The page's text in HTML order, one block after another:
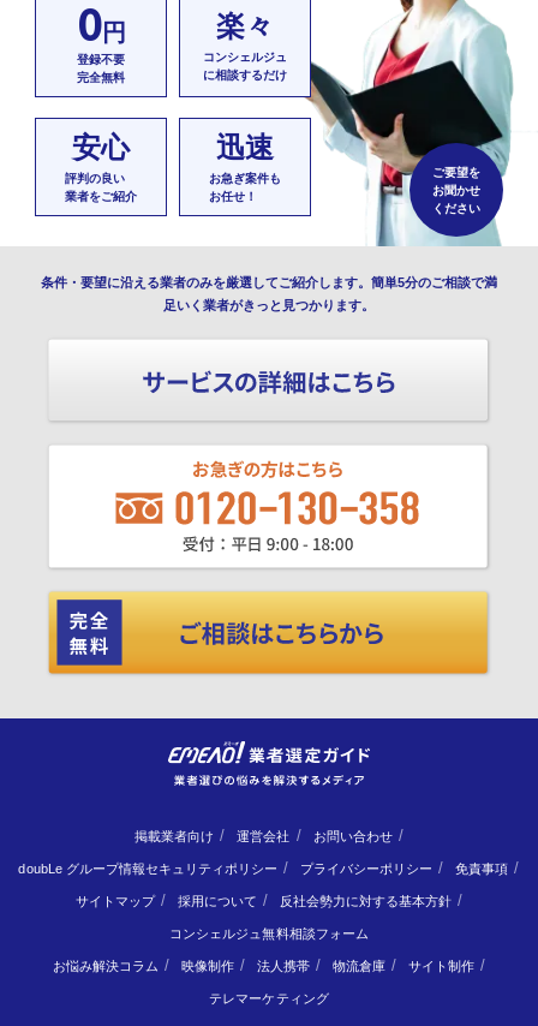
0円
登録不要
完全無料
楽々
コンシェルジュ
に相談するだけ
安心
評判の良い
業者をご紹介
迅速
お急ぎ案件も
お任せ！
ご要望を
お聞かせ
ください
条件・要望に沿える業者のみを厳選してご紹介します。簡単5分のご相談で満
足いく業者がきっと見つかります。
掲載業者向け 運営会社 お問い合わせ
doubLe グループ情報セキュリティポリシー プライバシーポリシー 免責事項
サイトマップ 採用について 反社会勢力に対する基本方針
コンシェルジュ無料相談フォーム
お悩み解決コラム 映像制作 法人携帯 物流倉庫 サイト制作
テレマーケティング